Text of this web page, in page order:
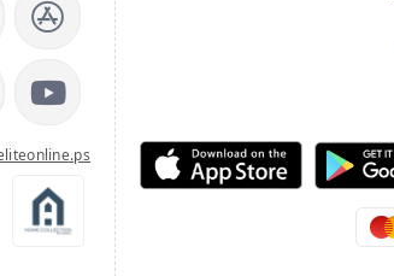
ios App